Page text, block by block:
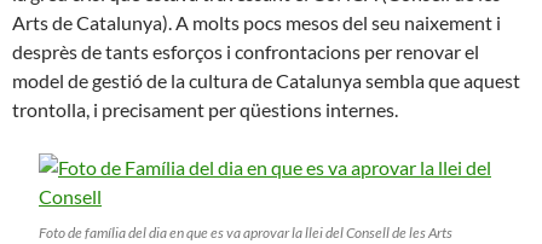
Arts de Catalunya). A molts pocs mesos del seu naixement i
desprès de tants esforços i confrontacions per renovar el
model de gestió de la cultura de Catalunya sembla que aquest
trontolla, i precisament per qüestions internes.
Foto de família del dia en que es va aprovar la llei del Consell de les Arts